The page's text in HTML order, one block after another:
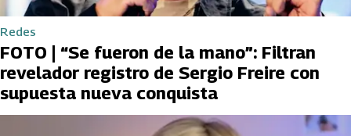
Redes
FOTO | “Se fueron de la mano”: Filtran
revelador registro de Sergio Freire con
supuesta nueva conquista